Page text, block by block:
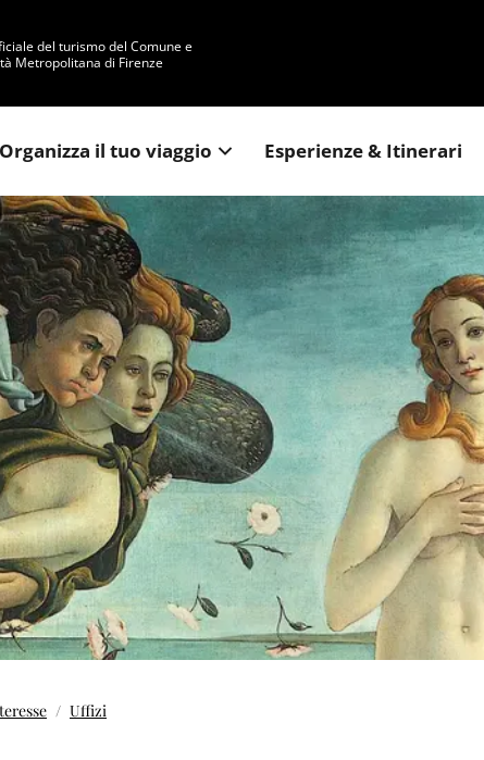
del turismo del Comune e
Metropolitana di Firenze
Organizza il tuo viaggio Esperienze & Itinerari
Uffizi